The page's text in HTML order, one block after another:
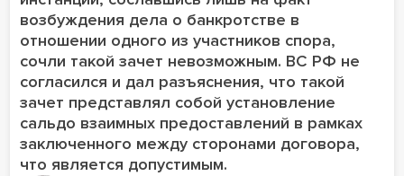
возбуждения дела о банкротстве в
отношении одного из участников спора,
сочли такой зачет невозможным. ВС РФ не
согласился и дал разъяснения, что такой
зачет представлял собой установление
сальдо взаимных предоставлений в рамках
заключенного между сторонами договора,
что является допустимым.